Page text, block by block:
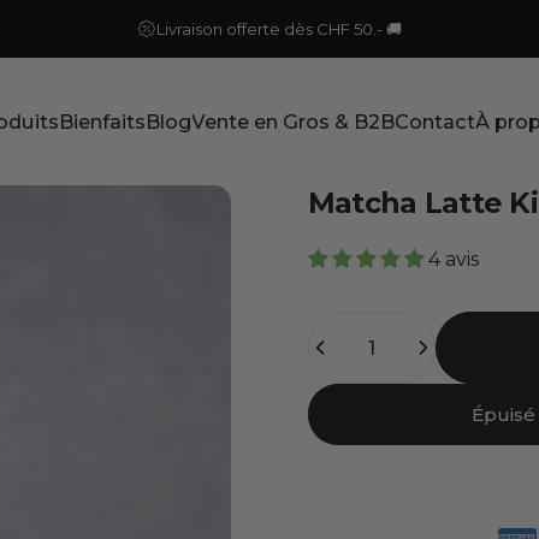
Livraison offerte dès CHF 50.- 🚚
BienfaitsBlogVente en Gros & B2BContactÀ
Matcha Latte
4 avis